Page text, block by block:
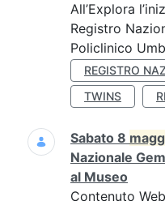
All’Explora
Registro
Policlinico
REGISTRO
TWINS
Sabato 8
Nazionale
al Museo
Contenuto Web